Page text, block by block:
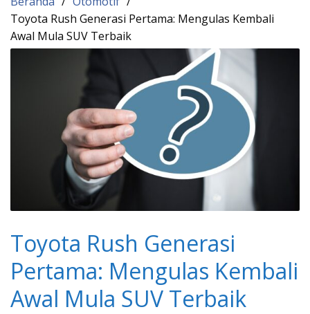
Toyota Rush Generasi Pertama: Mengulas Kembali
Awal Mula SUV Terbaik
Toyota Rush Generasi
Pertama: Mengulas Kembali
Awal Mula SUV Terbaik